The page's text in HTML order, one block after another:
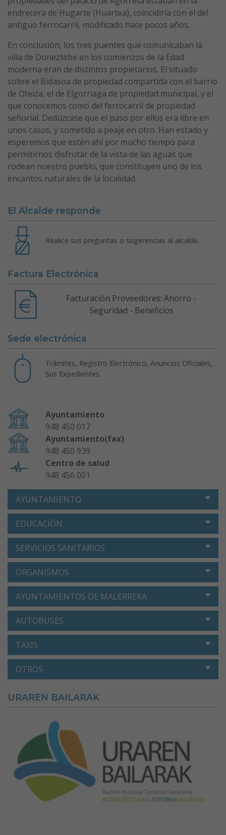
endrecera de Hugarte (Huartea), coincidiría con el del
antiguo ferrocarril, modificado hace pocos años.
En conclusión, los tres puentes que comunicaban la
villa de Doneztebe en los comienzos de la Edad
moderna eran de distintos propietarios. El situado
sobre el Bidasoa de propiedad compartida con el barrio
de Oteiza, el de Elgorriaga de propiedad municipal, y el
que conocemos como del ferrocarril de propiedad
señorial. Dedúzcase que el paso por ellos era libre en
unos casos, y sometido a peaje en otro. Han estado y
esperemos que estén ahí por mucho tiempo para
permitirnos disfrutar de la vista de las aguas que
rodean nuestro pueblo, que constituyen uno de los
encantos naturales de la localidad.
El Alcalde responde
Realice sus preguntas o sugerencias al alcalde.
Factura Electrónica
Facturación Proveedores: Ahorro -
Seguridad - Beneficios
Sede electrónica
Trámites, Registro Electrónico, Anuncios Oficiales,
Sus Expedientes.
Ayuntamiento
948 450 017
Ayuntamiento(fax)
948 450 939
Centro de salud
948 456 001
AYUNTAMIENTO
EDUCACIÓN
SERVICIOS SANITARIOS
ORGANISMOS
AYUNTAMIENTOS DE MALERREKA
AUTOBUSES
TAXIS
OTROS
URAREN BAILARAK